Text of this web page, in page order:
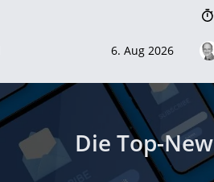
6. Aug 2026
Die Top-